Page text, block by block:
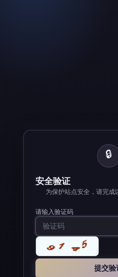
🔒
安全验证
为保护站点安全，请完成
请输入验证码